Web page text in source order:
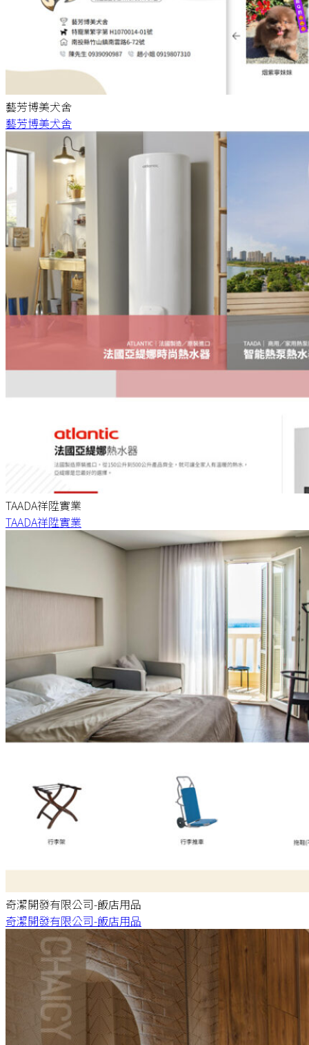
藝芳博美犬舍
藝芳博美犬舍
TAADA祥陞實業
TAADA祥陞實業
奇潔開發有限公司-飯店用品
奇潔開發有限公司-飯店用品